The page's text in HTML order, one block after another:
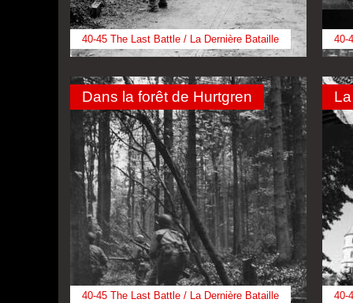
40-45 The Last Battle / La Dernière Bataille 40-
40-45 The Last Battle / La Dernière Bataille
Dans la forêt de Hurtgren
40-